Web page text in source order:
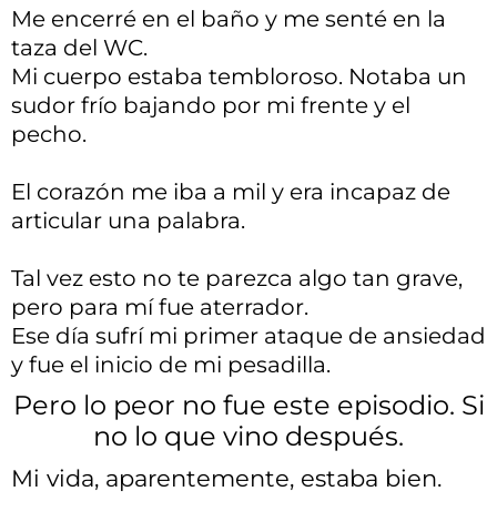
Me encerré en el baño y me senté en la
taza del WC.
Mi cuerpo estaba tembloroso. Notaba un
sudor frío bajando por mi frente y el
pecho.
El corazón me iba a mil y era incapaz de
articular una palabra.
Tal vez esto no te parezca algo tan grave,
pero para mí fue aterrador.
Ese día sufrí mi primer ataque de ansiedad
y fue el inicio de mi pesadilla.
Pero lo peor no fue este episodio. Si
no lo que vino después.
Mi vida, aparentemente, estaba bien.